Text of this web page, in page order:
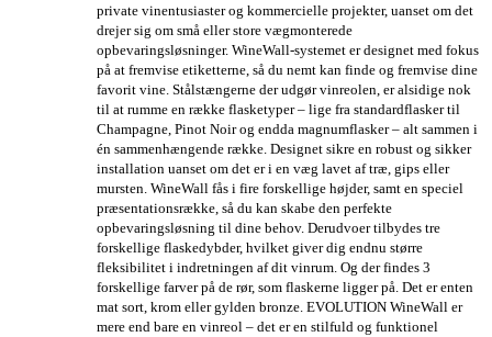
private vinentusiaster og kommercielle projekter, uanset om det
drejer sig om små eller store vægmonterede
opbevaringsløsninger. WineWall-systemet er designet med fokus
på at fremvise etiketterne, så du nemt kan finde og fremvise dine
favorit vine. Stålstængerne der udgør vinreolen, er alsidige nok
til at rumme en række flasketyper – lige fra standardflasker til
Champagne, Pinot Noir og endda magnumflasker – alt sammen i
én sammenhængende række. Designet sikre en robust og sikker
installation uanset om det er i en væg lavet af træ, gips eller
mursten. WineWall fås i fire forskellige højder, samt en speciel
præsentationsrække, så du kan skabe den perfekte
opbevaringsløsning til dine behov. Derudvoer tilbydes tre
forskellige flaskedybder, hvilket giver dig endnu større
fleksibilitet i indretningen af dit vinrum. Og der findes 3
forskellige farver på de rør, som flaskerne ligger på. Det er enten
mat sort, krom eller gylden bronze. EVOLUTION WineWall er
mere end bare en vinreol – det er en stilfuld og funktionel